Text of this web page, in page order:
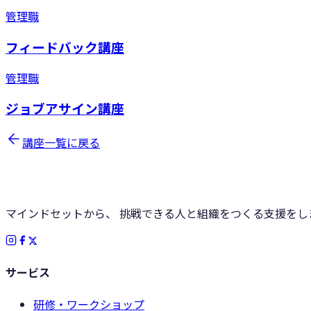
管理職
フィードバック講座
管理職
ジョブアサイン講座
講座一覧に戻る
マインドセットから、 挑戦できる人と組織をつくる支援をし
サービス
研修・ワークショップ